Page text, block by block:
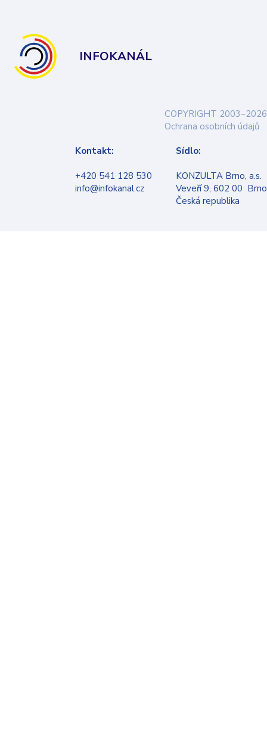
INFOKANÁL
COPYRIGHT 2003–2026
Ochrana osobních údajů
Sídlo:
KONZULTA Brno, a.s.
Veveří 9, 602 00 Brno
Česká republika
Kontakt:
+420 541 128 530
info@infokanal.cz